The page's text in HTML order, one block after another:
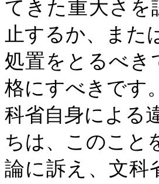
てきた重大さを
止するか、また
処置をとるべき
格にすべきです
科省自身による
ちは、このこと
論に訴え、文科